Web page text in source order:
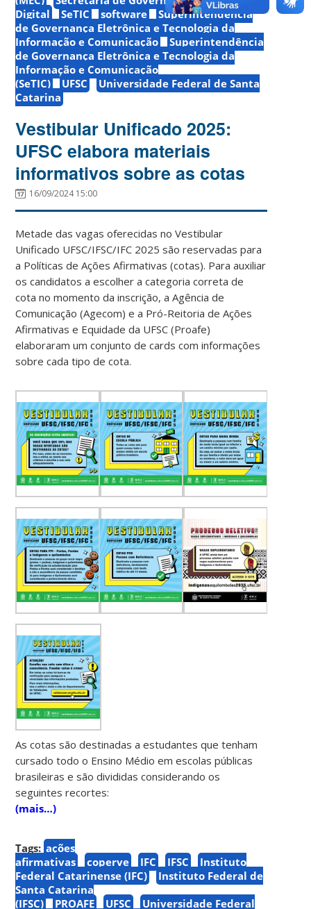
Digital
SeTIC software
Superintendência
de Governança Eletrônica e Tecnologia da
Informação e Comunicação
Superintendência
de Governança Eletrônica e Tecnologia da
Informação e Comunicação
(SeTIC)
UFSC
Universidade Federal de Santa
Catarina
Vestibular Unificado 2025:
UFSC elabora materiais
informativos sobre as cotas
16/09/2024 15:00
Metade das vagas oferecidas no Vestibular
Unificado UFSC/IFSC/IFC 2025 são reservadas para
a Políticas de Ações Afirmativas (cotas). Para auxiliar
os candidatos a escolher a categoria correta de
cota no momento da inscrição, a Agência de
Comunicação (Agecom) e a Pró-Reitoria de Ações
Afirmativas e Equidade da UFSC (Proafe)
elaboraram um conjunto de cards com informações
sobre cada tipo de cota.
As cotas são destinadas a estudantes que tenham
cursado todo o Ensino Médio em escolas públicas
brasileiras e são divididas considerando os
seguintes recortes:
(mais…)
Tags: ações
afirmativas
coperve IFC IFSC
Instituto
Federal Catarinense (IFC)
Instituto Federal de
Santa Catarina
(IFSC)
PROAFE UFSC
Universidade Federal